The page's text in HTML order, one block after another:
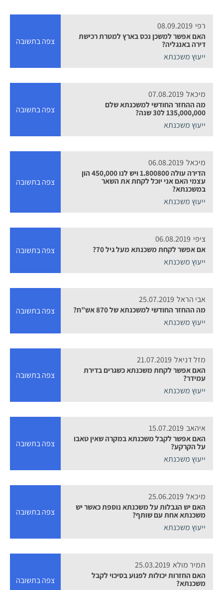
רפי 08.09.2019
האם אפשר למשכן נכס בארץ למטרת רכישת
דירה באנגליה?
ייעוץ משכנתא
צפה בתשובה
מיכאל 07.08.2019
מה ההחזר החודשי למשכנתא שלם
135,000,000 ל30 שנה?
ייעוץ משכנתא
צפה בתשובה
מיכאל 06.08.2019
הדירה עולה 1.800800 ויש לנו 450,000 הון
עצמי האם אני יוכל לקחת את השאר
במשכנתא?
ייעוץ משכנתא
צפה בתשובה
ציפי 06.08.2019
אם אפשר לקחת משכנתא מעל גיל 70?
ייעוץ משכנתא
צפה בתשובה
אבי הראל 25.07.2019
מה ההחזר החודשי למשכנתא של 870 אש”ח?
ייעוץ משכנתא
צפה בתשובה
מזל דניאל 21.07.2019
האם אפשר לקחת משכנתא כשגרים בדירת
עמידר?
ייעוץ משכנתא
צפה בתשובה
איהאב 15.07.2019
האם אפשר לקבל משכנתא במקרה שאין טאבו
על הקרקע?
ייעוץ משכנתא
צפה בתשובה
מיכאל 25.06.2019
האם יש הגבלות על משכנתא נוספת כאשר יש
משכנתא אחת עם שותף?
ייעוץ משכנתא
צפה בתשובה
תמיר מולא 25.03.2019
האם החזרות יכולות לפגוע בסיכוי לקבל
משכנתא?
צפה בתשובה